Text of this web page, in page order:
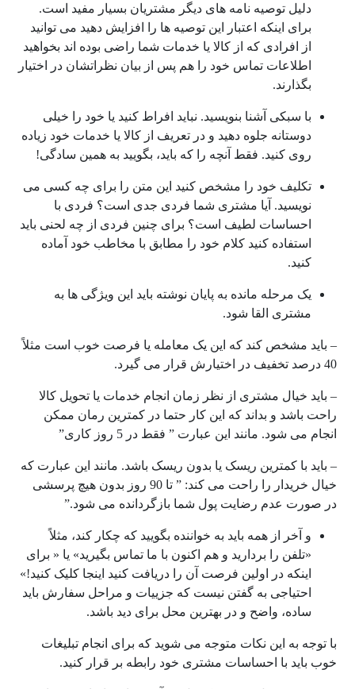
دلیل توصیه نامه های دیگر مشتریان بسیار مفید است.
برای اینکه اعتبار این توصیه ها را افزایش دهید می توانید
از افرادی که از کالا یا خدمات شما راضی بوده اند بخواهید
اطلاعات تماس خود را هم پس از بیان نظراتشان در اختیار
بگذارند.
با سبکی آشنا بنویسید. نباید افراط کنید یا خود را خیلی
دوستانه جلوه دهید و در تعریف از کالا یا خدمات خود زیاده
روی کنید. فقط آنچه را که باید، بگویید به همین سادگی!
تکلیف خود را مشخص کنید این متن را برای چه کسی می
نویسید. آیا مشتری شما فردی جدی است؟ فردی با
احساسات لطیف است؟ برای چنین فردی از چه لحنی باید
استفاده کنید کلام خود را مطابق با مخاطب خود آماده
کنید.
یک مرحله مانده به پایان نوشته باید این ویژگی ها به
مشتری القا شود.
– باید مشخص کند که این یک معامله یا فرصت خوب است مثلاً
40 درصد تخفیف در اختیارش قرار می گیرد.
– باید خیال مشتری از نظر زمان انجام خدمات یا تحویل کالا
راحت باشد و بداند که این کار حتما در کمترین رمان ممکن
انجام می شود. مانند این عبارت ” فقط در 5 روز کاری”
– باید با کمترین ریسک یا بدون ریسک باشد. مانند این عبارت که
خیال خریدار را راحت می کند: ” تا 90 روز بدون هیچ پرسشی
در صورت عدم رضایت پول شما بازگردانده می شود.”
و آخر از همه باید به خواننده بگویید که چکار کند، مثلاً
«تلفن را بردارید و هم اکنون با ما تماس بگیرید» یا « برای
اینکه در اولین فرصت آن را دریافت کنید اینجا کلیک کنید!»
احتیاجی به گفتن نیست که جزییات و مراحل سفارش باید
ساده، واضح و در بهترین محل برای دید باشد.
با توجه به این نکات متوجه می شوید که برای انجام تبلیغات
خوب باید با احساسات مشتری خود رابطه بر قرار کنید.